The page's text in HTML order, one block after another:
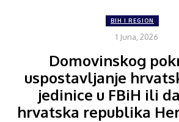
BIH I REGION
1 Juna, 2026
Domovinskog
uspostavljanje
jedinice u FBiH ili
hrvatska republika